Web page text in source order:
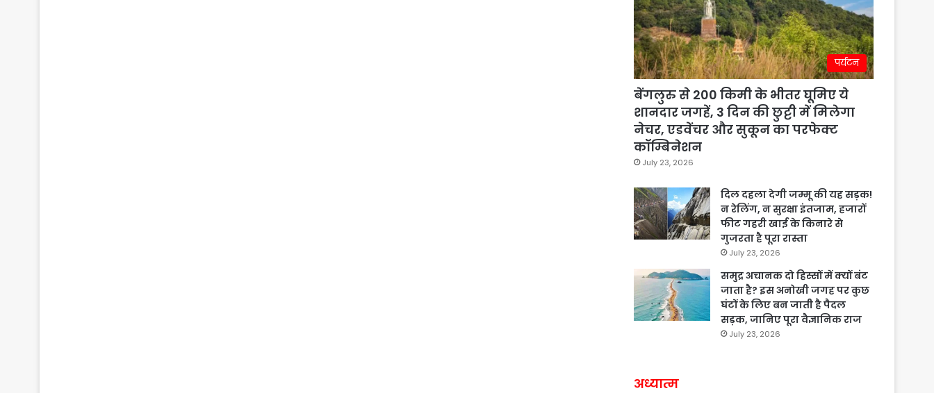
पर्यटन
बेंगलुरु से 200 किमी के भीतर घूमिए ये
शानदार जगहें, 3 दिन की छुट्टी में मिलेगा
नेचर, एडवेंचर और सुकून का परफेक्ट
कॉम्बिनेशन
July 23, 2026
दिल दहला देगी जम्मू की यह सड़क!
न रेलिंग, न सुरक्षा इंतजाम, हजारों
फीट गहरी खाई के किनारे से
गुजरता है पूरा रास्ता
July 23, 2026
समुद्र अचानक दो हिस्सों में क्यों बंट
जाता है? इस अनोखी जगह पर कुछ
घंटों के लिए बन जाती है पैदल
सड़क, जानिए पूरा वैज्ञानिक राज
July 23, 2026
अध्यात्म